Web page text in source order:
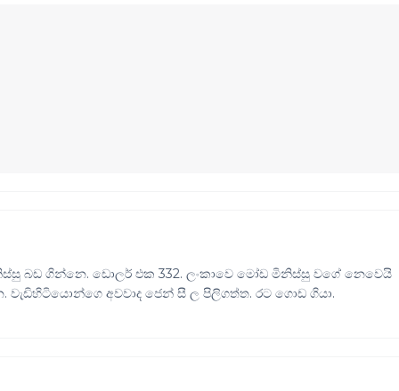
බඩ ගින්නෙ. ඩොලර් එක 332. ලංකාවෙ මෝඩ මිනිස්සු වගේ නෙවෙයි
වැඩිහිටියොන්ගෙ අවවාද ජෙන් සී ල පිලිගත්ත. රට ගොඩ ගියා.